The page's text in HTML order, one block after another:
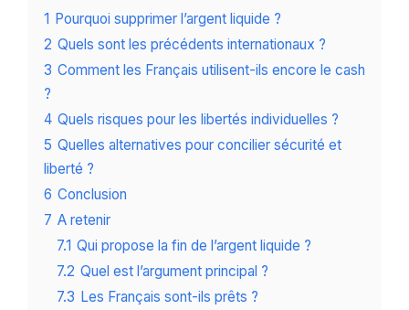
1 Pourquoi supprimer l’argent liquide ?
2 Quels sont les précédents internationaux ?
3 Comment les Français utilisent-ils encore le cash
?
4 Quels risques pour les libertés individuelles ?
5 Quelles alternatives pour concilier sécurité et
liberté ?
6 Conclusion
7 A retenir
7.1 Qui propose la fin de l’argent liquide ?
7.2 Quel est l’argument principal ?
7.3 Les Français sont-ils prêts ?